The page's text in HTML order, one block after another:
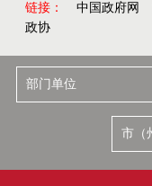
链接： 中国政府网
政协